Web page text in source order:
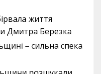
життя
Дмитра Березка
– сильна спека